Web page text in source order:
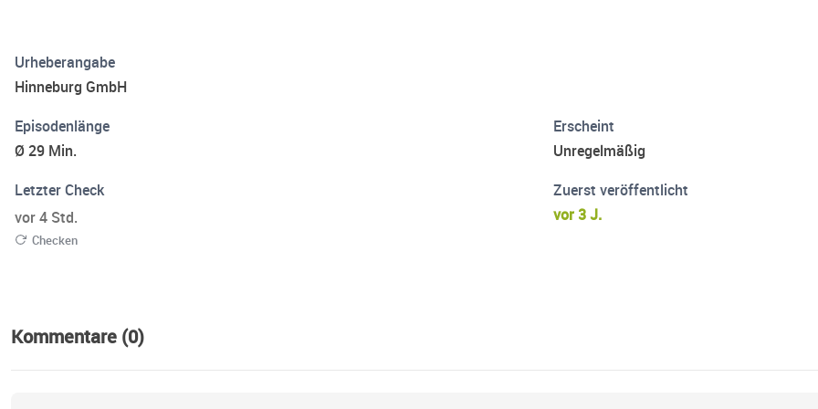
Urheberangabe
Hinneburg GmbH
Episodenlänge
Ø 29 Min.
Erscheint
Unregelmäßig
Letzter Check
vor 4 Std.
Checken
Zuerst veröffentlicht
vor 3 J.
Kommentare (0)